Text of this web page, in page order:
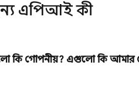
এপিআই কী
কি গোপনীয়? এগুলো কি আমার